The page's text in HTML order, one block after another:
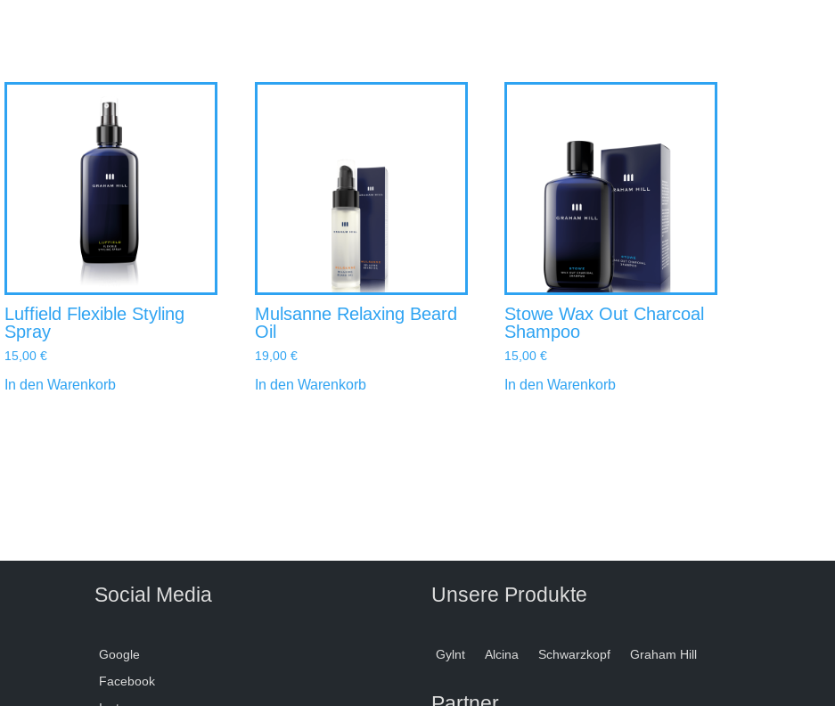
Luffield Flexible Styling
Spray
15,00€
In den Warenkorb
Mulsanne Relaxing Beard
Oil
19,00 €
In den Warenkorb
Stowe Wax Out Charcoal
Shampoo
15,00 €
In den Warenkorb
Social Media
Google
Facebook
Unsere Produkte
Gylnt Alcina Schwarzkopf Graham Hill